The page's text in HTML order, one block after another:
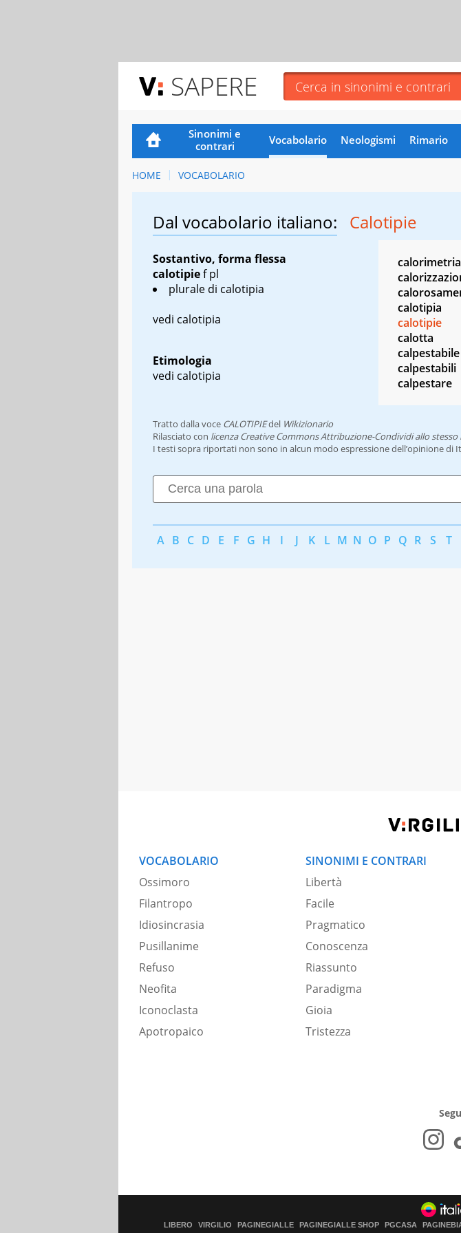
SAPERE
Sinonimi e
contrari
Vocabolario Neologismi Rimario
HOME VOCABOLARIO
Dal vocabolario italiano: Calotipie
Sostantivo, forma flessa
calotipief pl
plurale di calotipia
vedi calotipia
Etimologia
vedi calotipia
calorimetria
calotipia
calotipie
calotta
calpestabile
calpestabili
calpestare
Tratto dalla voce CALOTIPIEdel Wikizionario
Rilasciato con licenza Creative Commons Attribuzione-Condividi allo
I testi sopra riportati non sono in alcun modo espressione dell’opinione di
A B C D E F G H I J K L M N O P Q R S T
VOCABOLARIO
Ossimoro
Filantropo
Idiosincrasia
Pusillanime
Refuso
Neofita
Iconoclasta
Apotropaico
SINONIMI E CONTRARI
Libertà
Facile
Pragmatico
Conoscenza
Riassunto
Paradigma
Gioia
Tristezza
LIBERO VIRGILIO PAGINEGIALLE PAGINEGIALLE SHOP PGCASA